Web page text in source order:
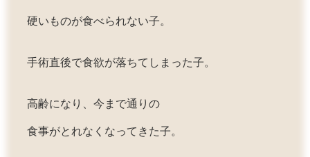
硬いものが食べられない子。
手術直後で食欲が落ちてしまった子。
高齢になり、今まで通りの
食事がとれなくなってきた子。